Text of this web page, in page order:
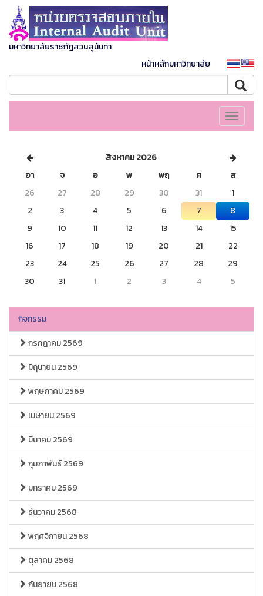
มหาวิทยาลัยราชภัฏสวนสุนันทา
หน้าหลักมหาวิทยาลัย
Toggle
สิงหาคม 2026
อา
จ อ พ พฤ ศ
ส
26
27 28 29 30 31
1
2
3 4 5 6 7
8
9
10 11 12 13 14
15
16
17 18 19 20 21
22
23
24 25 26 27 28
29
30
31 1 2 3 4 5
กิจกรรม
กรกฎาคม 2569
มิถุนายน 2569
พฤษภาคม 2569
เมษายน 2569
มีนาคม 2569
กุมภาพันธ์ 2569
มกราคม 2569
ธันวาคม 2568
พฤศจิกายน 2568
ตุลาคม 2568
กันยายน 2568